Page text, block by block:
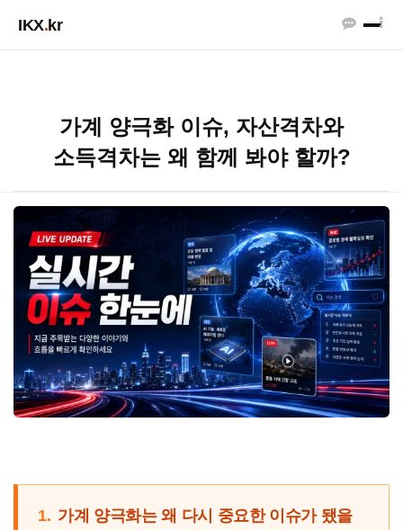
IKX.kr
가계 양극화 이슈, 자산격차와
소득격차는 왜 함께 봐야 할까?
1. 가계 양극화는 왜 다시 중요한 이슈가 됐을